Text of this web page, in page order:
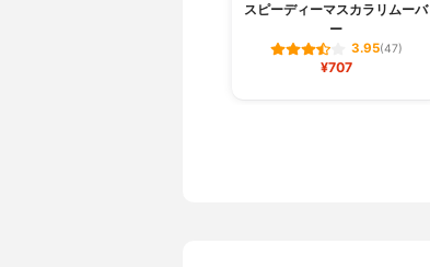
スピーディーマスカラリムーバ
ー
3.95(47)
¥707